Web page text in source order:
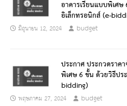
อาคารเรียนแบบพิเศ
อิเล็กทรอนิกส์ (e-
มิถุนายน 12, 2024 budget
ประกาศ ประกวดราค
พิเศษ 6 ชั้น ด้วยวิธีปร
bidding)
พฤษภาคม 27, 2024 budget